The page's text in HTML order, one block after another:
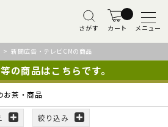
さがす カート メニュー
> 新聞広告・テレビCMの商品
の商品はこちらです。
茶・商品
絞り込み